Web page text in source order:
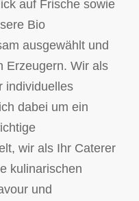
auf Frische sowie
Bio
ausgewählt und
Erzeugern. Wir als
individuelles
dabei um ein
wir als Ihr Caterer
kulinarischen
und